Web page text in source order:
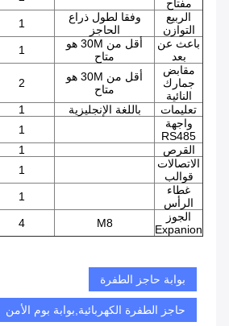
مفتاح
الربيع
التوازن
وفقا لطول ذراع
الحاجز
1
باعث عن
بعد
أقل من 30M هو
متاح
1
مقابض
جمارك
النائية
أقل من 30M هو
متاح
2
تعليمات باللغة الإنجليزية 1
واجهة
RS485
1
القرص
1
الاتصالات
قوالب
1
غطاء
الرأس
1
الجوز
Expanion
M8
4
بوابة حاجز الطفرة
حاجز الطفرة الكهربائية,بوابة بوم الأمن